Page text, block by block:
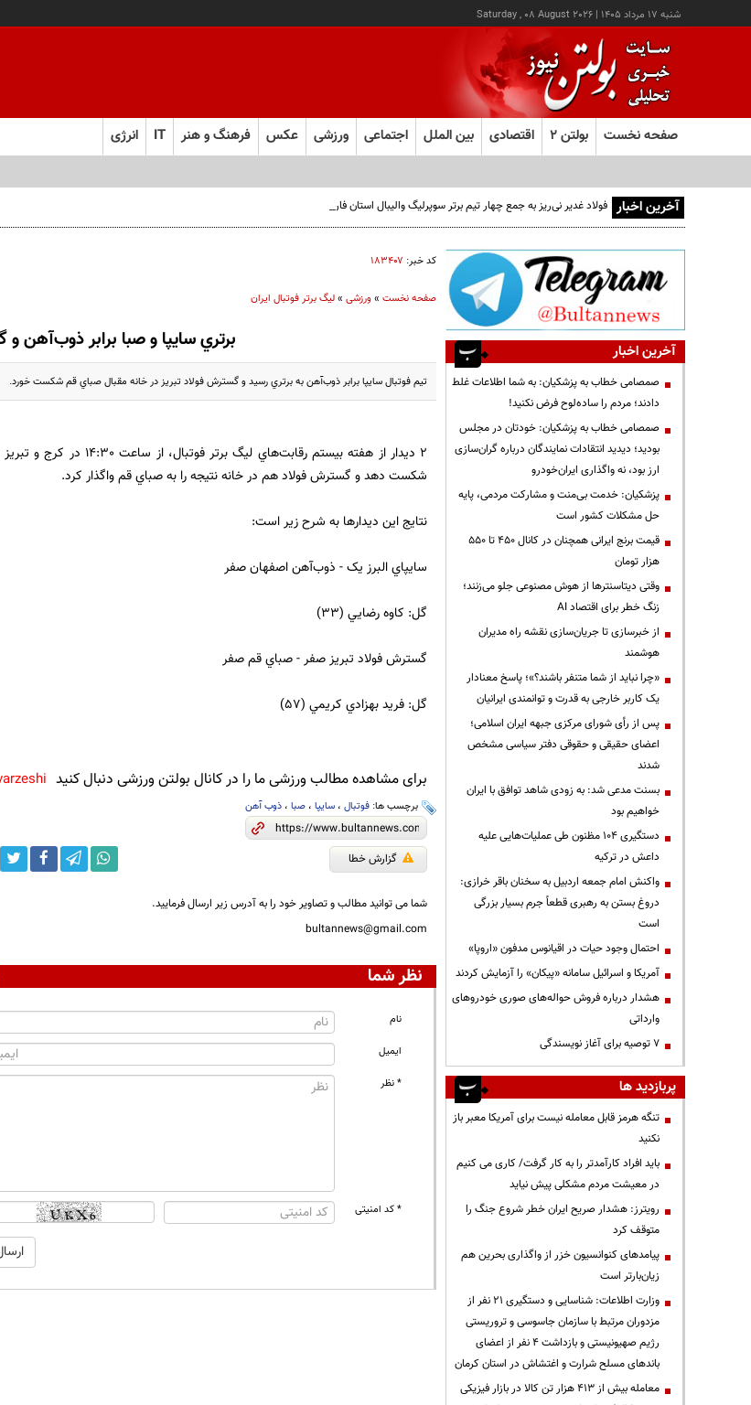
شنبه ۱۷ مرداد ۱۴۰۵ |
Saturday , 08 August 2026
صفحه نخست بولتن ۲ اقتصادی بین الملل اجتماعی ورزشی عکس فرهنگ و هنر IT انرژی
آخرین اخبار فولاد غدیر نی‌ریز به جمع چهار تیم برتر سوپرلیگ والیبال استان فارس صعود کرد
کد خبر: ۱۸۳۴۰۷
صفحه نخست»ورزشی»لیگ برتر فوتبال ایران
برتري سايپا و صبا برابر ذوب‌آهن
تيم فوتبال سايپا برابر ذوب‌آهن به برتري رسيد و گسترش فولاد تبريز در خانه مقبال صباي قم شکست خورد.
2 ديدار از هفته بيستم
شکست دهد و گسترش فولاد هم در خانه نتيجه را به صباي قم واگذار کرد.
نتايج اين ديدارها به شرح زير است:
سايپاي البرز يک - ذوب‌آهن اصفهان صفر
گل: کاوه رضايي (33)
گسترش فولاد تبريز صفر - صباي قم صفر
گل: فريد بهزادي کريمي (57)
برای مشاهده مطالب ورزشی ما را در کانال بولتن ورزشی دنبال کنید
برچسب ها: فوتبال، سایپا، صبا، ذوب آهن
گزارش خطا
شما می توانید مطالب و تصاویر خود را به آدرس زیر ارسال فرمایید.
bultannews@gmail.com
نظر شما
نام
ایمیل
* نظر
* کد امنیتی
آخرین اخبار
صمصامی خطاب به پزشکیان: به شما اطلاعات غلط
دادند؛ مردم را ساده‌لوح فرض نکنید!
صمصامی خطاب به پزشکیان: خودتان در مجلس
بودید؛ دیدید انتقادات نمایندگان درباره گران‌سازی
ارز بود، نه واگذاری ایران‌خودرو
پزشکیان: خدمت بی‌منت و مشارکت مردمی، پایه
حل مشکلات کشور است
قیمت‌ برنج ایرانی همچنان در کانال ۴۵۰ تا ۵۵۰
هزار تومان
وقتی دیتاسنترها از هوش مصنوعی جلو می‌زنند؛
زنگ خطر برای اقتصاد AI
از خبرسازی تا جریان‌سازی نقشه راه مدیران
هوشمند
«چرا نباید از شما متنفر باشند؟»؛ پاسخ معنادار
یک کاربر خارجی به قدرت و توانمندی ایرانیان
پس از رأی شورای مرکزی جبهه ایران اسلامی؛
اعضای حقیقی و حقوقی دفتر سیاسی مشخص
شدند
بسنت مدعی شد: به زودی شاهد توافق با ایران
خواهیم بود
دستگیری ۱۰۴ مظنون طی عملیات‌هایی علیه
داعش در ترکیه
واکنش امام جمعه اردبیل به سخنان باقر خرازی:
دروغ بستن به رهبری قطعاً جرم بسیار بزرگی
است
احتمال وجود حیات در اقیانوس مدفون «اروپا»
آمریکا و اسرائیل سامانه «پیکان» را آزمایش کردند
هشدار درباره فروش حواله‌های صوری خودروهای
وارداتی
۷ توصیه برای آغاز نویسندگی
پربازدید ها
تنگه هرمز قابل معامله نیست برای آمریکا معبر باز
نکنید
باید افراد کارآمدتر را به کار گرفت/ کاری می کنیم
در معیشت مردم مشکلی پیش نیاید
رویترز: هشدار صریح ایران خطر شروع جنگ را
متوقف کرد
پیامدهای کنوانسیون خزر از واگذاری بحرین هم
زیان‌بارتر است
وزارت اطلاعات: شناسایی و دستگیری ۲۱ نفر از
مزدوران مرتبط با سازمان جاسوسی و تروریستی
رژیم صهیونیستی و بازداشت ۴ نفر از اعضای
باندهای مسلح شرارت و اغتشاش در استان کرمان
معامله بیش از ۴۱۳ هزار تن کالا در بازار فیزیکی